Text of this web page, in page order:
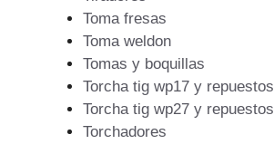
Toma fresas
Toma weldon
Tomas y boquillas
Torcha tig wp17 y repuestos
Torcha tig wp27 y repuestos
Torchadores